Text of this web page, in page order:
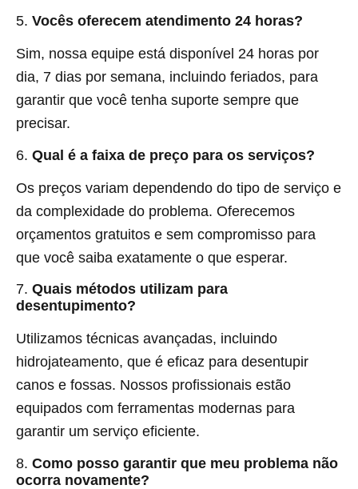
5. Vocês oferecem atendimento 24 horas?
Sim, nossa equipe está disponível 24 horas por
dia, 7 dias por semana, incluindo feriados, para
garantir que você tenha suporte sempre que
precisar.
6. Qual é a faixa de preço para os serviços?
Os preços variam dependendo do tipo de serviço e
da complexidade do problema. Oferecemos
orçamentos gratuitos e sem compromisso para
que você saiba exatamente o que esperar.
7. Quais métodos utilizam para
desentupimento?
Utilizamos técnicas avançadas, incluindo
hidrojateamento, que é eficaz para desentupir
canos e fossas. Nossos profissionais estão
equipados com ferramentas modernas para
garantir um serviço eficiente.
8. Como posso garantir que meu problema não
ocorra novamente?